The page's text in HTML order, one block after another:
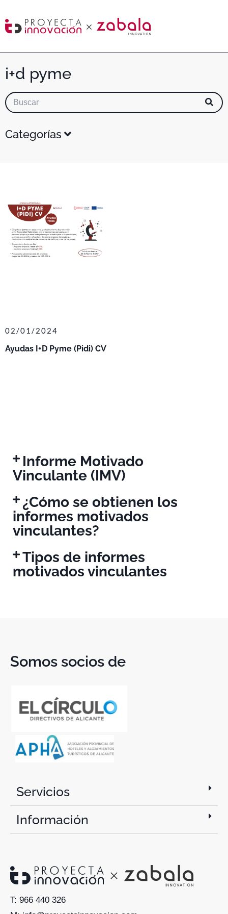
i+d pyme
Categorías
Ayudas I+D Pyme (Pidi) CV
02/01/2024
Informe Motivado
Vinculante (IMV)
¿Cómo se obtienen los
informes motivados
vinculantes?
Tipos de informes
motivados vinculantes
Somos socios de
Servicios
Información
T: 966 440 326